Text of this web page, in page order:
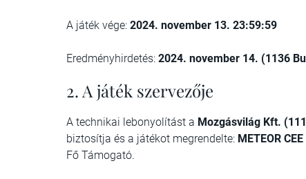
A játék vége: 2024. november 13. 23:59:59
Eredményhirdetés: 2024. november 14. (1136
2. A játék szervezője
A technikai lebonyolítást a Mozgásvilág Kft.
biztosítja és a játékot megrendelte: METEOR CEE
Fő Támogató.